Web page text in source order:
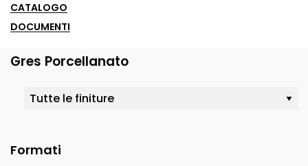
CATALOGO
DOCUMENTI
Gres Porcellanato
Formati